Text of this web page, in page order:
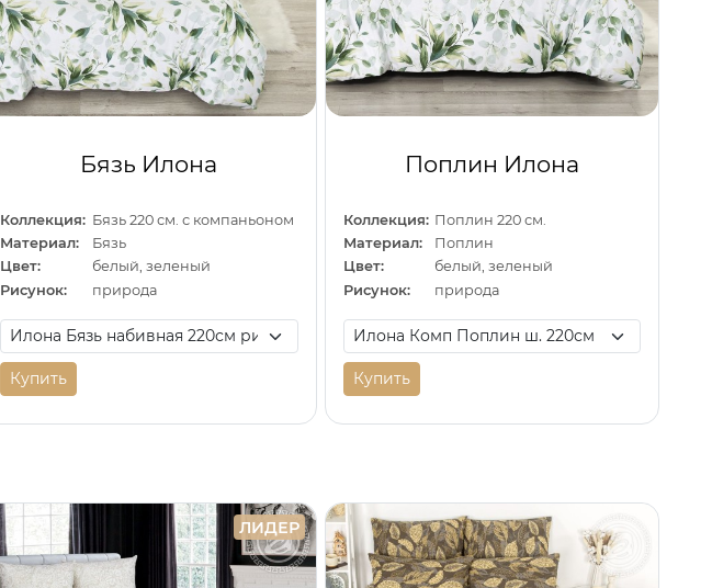
Бязь Илона
Коллекция: Бязь 220 см. с компаньоном
Материал:
Бязь
Цвет:
белый, зеленый
Рисунок:
природа
Купить
Поплин Илона
Коллекция: Поплин 220 см.
Материал:
Поплин
Цвет:
белый, зеленый
Рисунок:
природа
Купить
ЛИДЕР